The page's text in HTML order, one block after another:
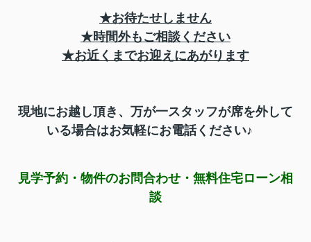
★お待たせしません
★時間外もご相談ください
★お近くまでお迎えにあがります
現地にお越し頂き、 万が一スタッフが席を外して
いる場合はお気軽にお電話ください♪
見学予約・物件のお問合わせ・無料住宅ローン相
談